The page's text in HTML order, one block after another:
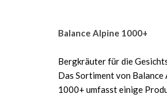
Balance Alpine 1000+
Bergkräuter für die
Das Sortiment von Balance
1000+ umfasst einige